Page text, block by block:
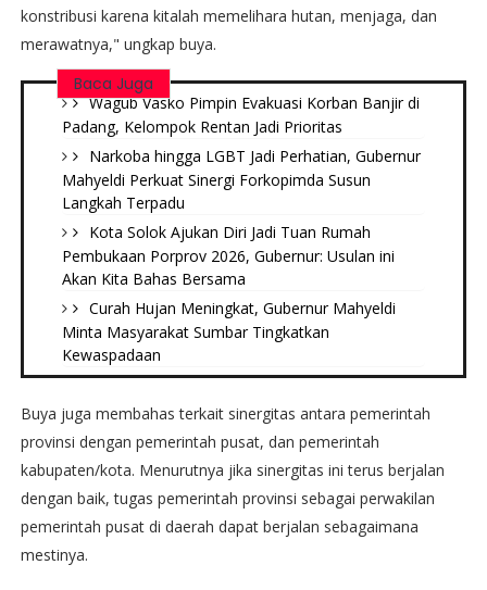
konstribusi karena kitalah memelihara hutan, menjaga, dan
merawatnya," ungkap buya.
Baca Juga
Wagub Vasko Pimpin Evakuasi Korban Banjir di
Padang, Kelompok Rentan Jadi Prioritas
Narkoba hingga LGBT Jadi Perhatian, Gubernur
Mahyeldi Perkuat Sinergi Forkopimda Susun
Langkah Terpadu
Kota Solok Ajukan Diri Jadi Tuan Rumah
Pembukaan Porprov 2026, Gubernur: Usulan ini
Akan Kita Bahas Bersama
Curah Hujan Meningkat, Gubernur Mahyeldi
Minta Masyarakat Sumbar Tingkatkan
Kewaspadaan
Buya juga membahas terkait sinergitas antara pemerintah
provinsi dengan pemerintah pusat, dan pemerintah
kabupaten/kota. Menurutnya jika sinergitas ini terus berjalan
dengan baik, tugas pemerintah provinsi sebagai perwakilan
pemerintah pusat di daerah dapat berjalan sebagaimana
mestinya.